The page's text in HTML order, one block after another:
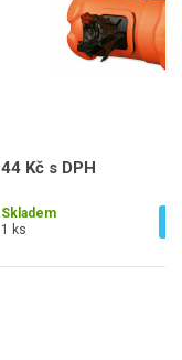
44 Kč s DPH
Skladem
1 ks